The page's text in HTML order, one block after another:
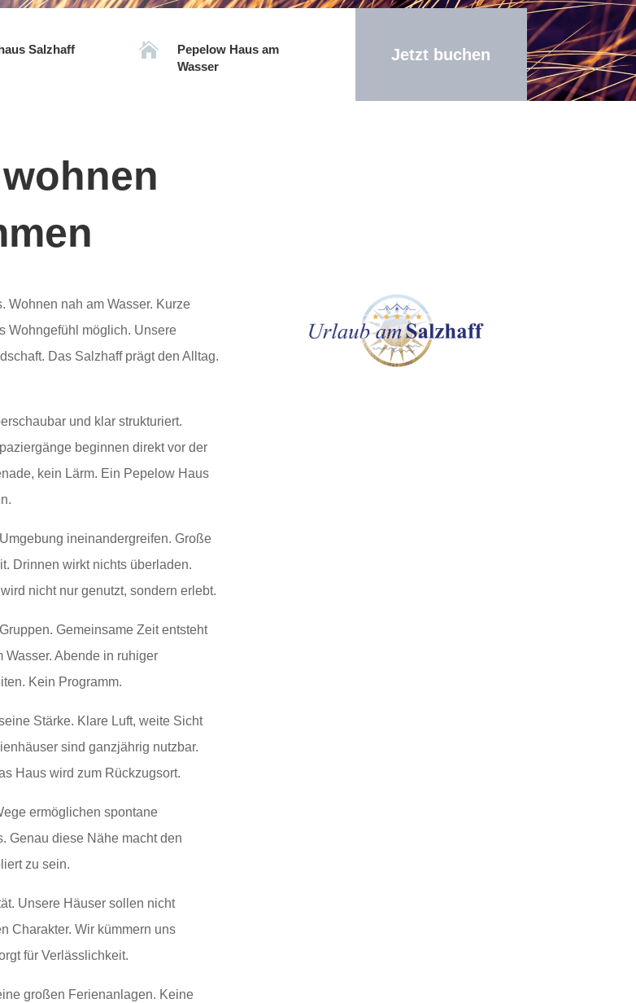
Salzhaff 
Pepelow Haus am
Wasser
Jetzt buchen
Wohnen nah am Wasser. Kurze
Wohngefühl möglich. Unsere
Das Salzhaff prägt den Alltag.
und klar strukturiert.
beginnen direkt vor der
kein Lärm. Ein Pepelow Haus
ineinandergreifen. Große
Drinnen wirkt nichts überladen.
nicht nur genutzt, sondern erlebt.
Gemeinsame Zeit entsteht
Abende in ruhiger
Kein Programm.
Stärke. Klare Luft, weite Sicht
sind ganzjährig nutzbar.
Haus wird zum Rückzugsort.
ermöglichen spontane
Genau diese Nähe macht den
zu sein.
Unsere Häuser sollen nicht
Charakter. Wir kümmern uns
für Verlässlichkeit.
großen Ferienanlagen. Keine